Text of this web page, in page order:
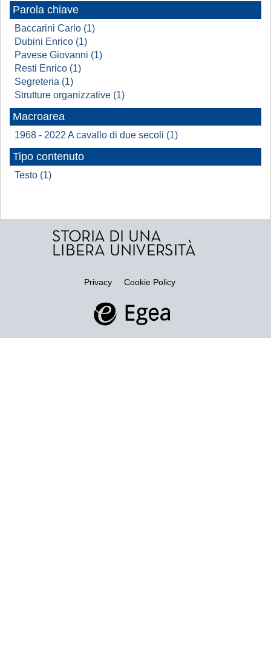
Parola chiave
Baccarini Carlo (1)
Dubini Enrico (1)
Pavese Giovanni (1)
Resti Enrico (1)
Segreteria (1)
Strutture organizzative (1)
Macroarea
1968 - 2022 A cavallo di due secoli (1)
Tipo contenuto
Testo (1)
Privacy Cookie Policy